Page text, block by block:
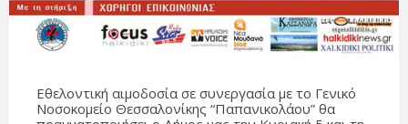
Εθελοντική αιμοδοσία σε συνεργασία με το Γενικό
Νοσοκομείο Θεσσαλονίκης “Παπανικολάου” θα